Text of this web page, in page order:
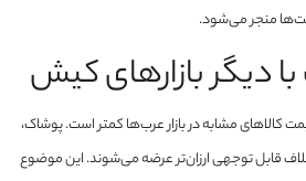
منجر می‌شود.
دیگر بازارهای کیش
کالاهای مشابه در بازار عرب‌ها کمتر است. پوشاک،
قابل توجهی ارزان‌تر عرضه می‌شوند. این موضوع